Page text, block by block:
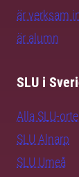
är verksam
är alumn
SLU i
Alla SLU-
SLU Alnarp
SLU Umeå